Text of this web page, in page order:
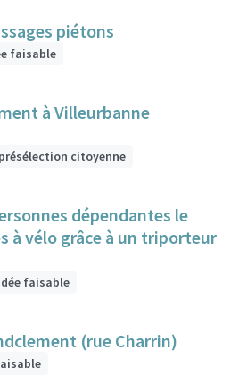
piétons
faisable
à Villeurbanne
citoyenne
dépendantes le
à vélo grâce à un triporteur
faisable
(rue Charrin)